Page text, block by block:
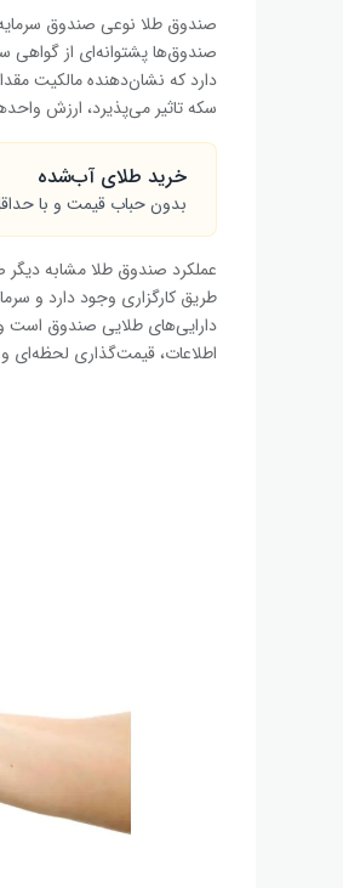
صندوق طلا نوعی صندوق
صندوق‌ها پشتوانه‌ای از گواهی
دارد که نشان‌دهنده مالکیت
سکه تاثیر می‌پذیرد، ارزش
خرید طلای آب‌شده
بدون حباب قیمت و با
عملکرد صندوق طلا مشابه
طریق کارگزاری وجود دارد و
دارایی‌های طلایی صندوق است
اطلاعات، قیمت‌گذاری لحظه‌ای